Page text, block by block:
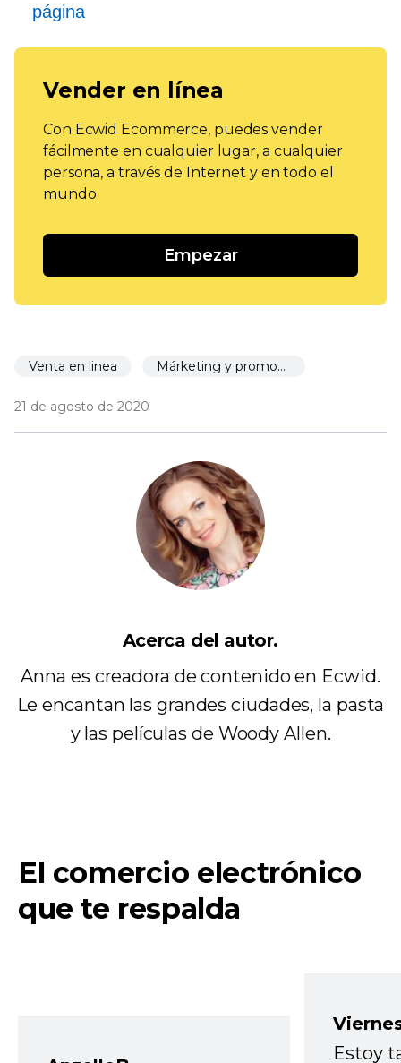
página
Vender en línea
Con Ecwid Ecommerce, puedes vender
fácilmente en cualquier lugar, a cualquier
persona, a través de Internet y en todo el
mundo.
Empezar
Venta en linea Márketing y promoción
21 de agosto de 2020
Acerca del autor.
Anna es creadora de contenido en Ecwid.
Le encantan las grandes ciudades, la pasta
y las películas de Woody Allen.
El comercio electrónico
que te respalda
Estoy